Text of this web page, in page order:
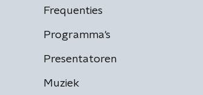
Frequenties
Programma's
Presentatoren
Muziek